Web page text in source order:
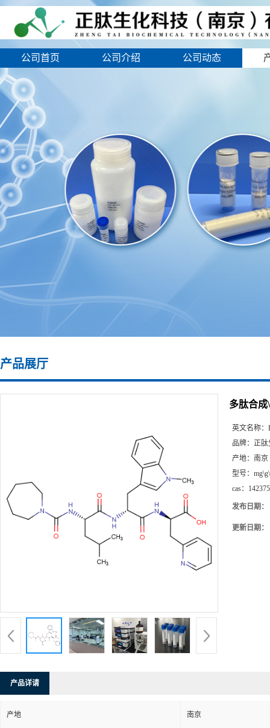
公司首页 公司介绍 公司动态
产品展厅
多肽合成
英文名称：
品牌： 正肽
产地： 南京
型号：
cas：
发布日期：
更新日期：
产品详请
产地 南京